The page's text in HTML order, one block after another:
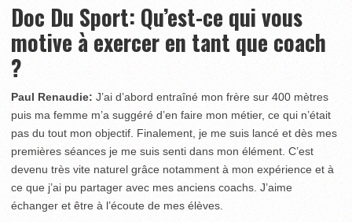
Doc Du Sport: Qu’est-ce qui vous
motive à exercer en tant que coach
?
Paul Renaudie: J’ai d’abord entraîné mon frère sur 400 mètres
puis ma femme m’a suggéré d’en faire mon métier, ce qui n’était
pas du tout mon objectif. Finalement, je me suis lancé et dès mes
premières séances je me suis senti dans mon élément. C’est
devenu très vite naturel grâce notamment à mon expérience et à
ce que j’ai pu partager avec mes anciens coachs. J’aime
échanger et être à l’écoute de mes élèves.